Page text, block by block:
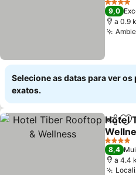
4 Estrelas
9,0
a 0.9
Selecione as datas para ver os
exatos.
Hotel
4 Estrelas
8,4
a 4.4